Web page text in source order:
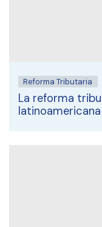
Reforma Tributaria
La reforma